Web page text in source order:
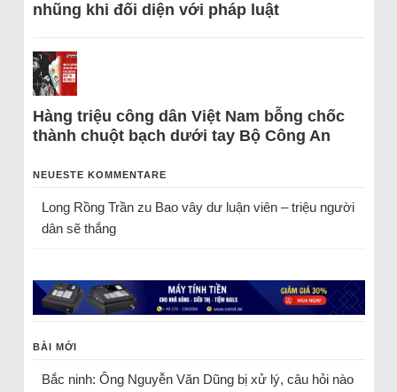
nhũng khi đối diện với pháp luật
Hàng triệu công dân Việt Nam bỗng chốc
thành chuột bạch dưới tay Bộ Công An
NEUESTE KOMMENTARE
Long Rồng Trầnzu Bao vây dư luận viên – triệu người
dân sẽ thắng
BÀI MỚI
Bắc ninh: Ông Nguyễn Văn Dũng bị xử lý, câu hỏi nào